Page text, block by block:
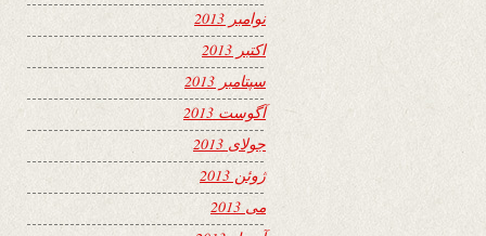
نوامبر 2013
اکتبر 2013
سپتامبر 2013
آگوست 2013
جولای 2013
ژوئن 2013
می 2013